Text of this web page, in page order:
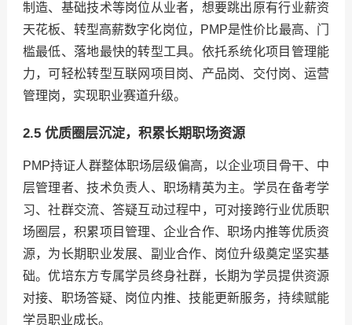
制造、基础技术等岗位从业者，想要跳出原有行业薪资
天花板、转型高薪数字化岗位，PMP是性价比最高、门
槛最低、落地最快的转型工具。依托系统化项目管理能
力，可轻松转型互联网项目岗、产品岗、交付岗、运营
管理岗，实现职业赛道升级。
2.5 优质圈层沉淀，积累长期职场资源
PMP持证人群整体职场层级偏高，以企业项目骨干、中
层管理者、技术负责人、职场精英为主。学员在备考学
习、社群交流、答疑互动过程中，可对接跨行业优质职
场圈层，积累项目管理、企业合作、职场内推等优质资
源，为长期职业发展、副业合作、岗位升级奠定坚实基
础。优培东方专属学员终身社群，长期为学员提供资源
对接、职场答疑、岗位内推、技能更新服务，持续赋能
学员职业成长。